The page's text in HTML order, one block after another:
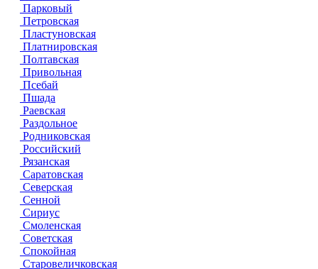
Парковый
Петровская
Пластуновская
Платнировская
Полтавская
Привольная
Псебай
Пшада
Раевская
Раздольное
Родниковская
Российский
Рязанская
Саратовская
Северская
Сенной
Сириус
Смоленская
Советская
Спокойная
Старовеличковская